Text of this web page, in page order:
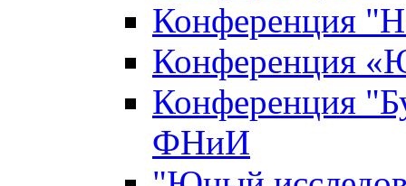
Конференция
Конференция
Конференция
ФНиИ